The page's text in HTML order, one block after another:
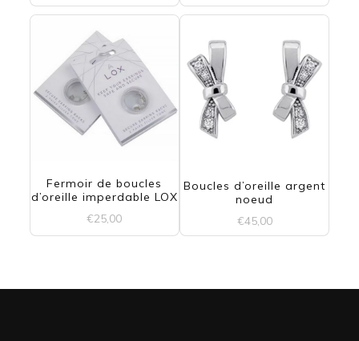
Fermoir de boucles
d’oreille imperdable LOX
€25,00
Boucles d’oreille argent
noeud
€45,00